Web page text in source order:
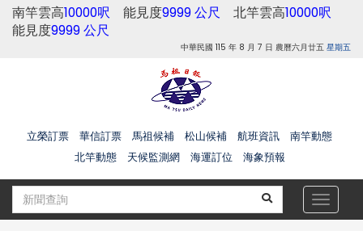
南竿雲高10000呎 能見度9999 公尺 北竿雲高10000呎
能見度9999 公尺
中華民國 115 年 8 月 7 日 農曆六月廿五 星期五
立榮訂票 華信訂票 馬祖候補 松山候補 航班資訊
南竿動態
北竿動態
天候監測網 海運訂位 海象預報
Toggle